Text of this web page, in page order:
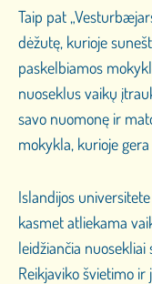
Taip pat
dėžutę, kurioje
paskelbiamos
nuoseklus vaikų
savo nuomonę ir
mokykla, kurioje
Islandijos
kasmet atliekama
leidžiančia
Reikjaviko švietimo